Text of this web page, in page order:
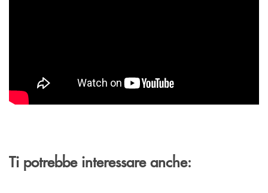
Ti potrebbe interessare anche: